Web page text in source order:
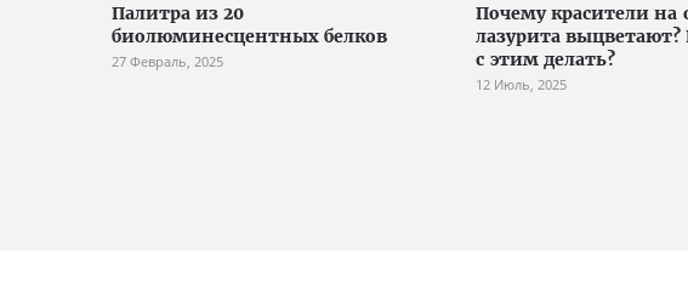
Палитра из 20
биолюминесцентных белков
27 Февраль, 2025
Почему красители на
лазурита выцветают?
с этим делать?
12 Июль, 2025